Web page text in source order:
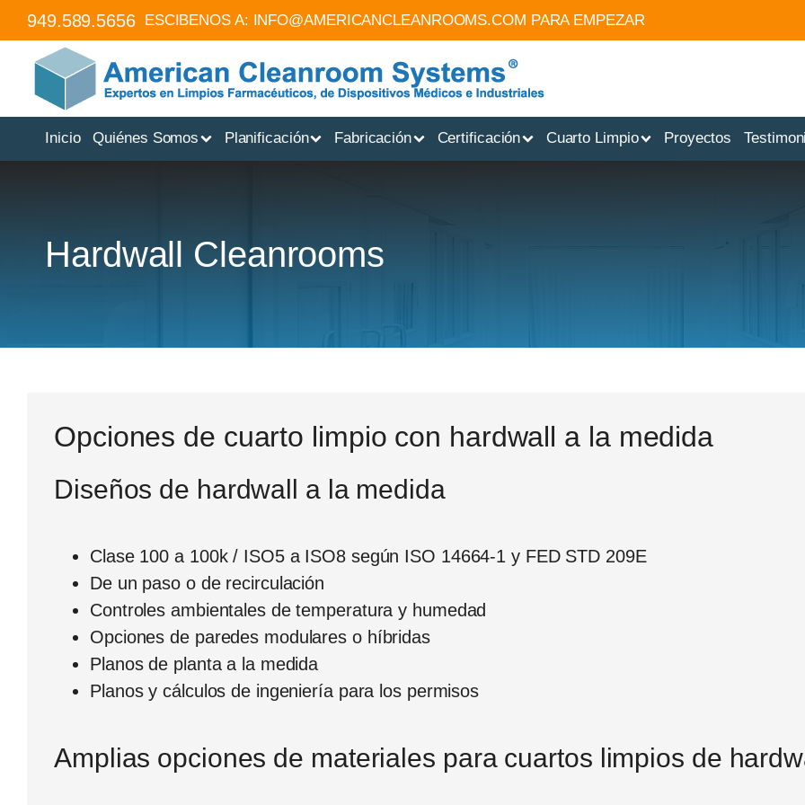
949.589.5656 ESCIBENOS A: INFO@AMERICANCLEANROOMS.COM PARA EMPEZAR
Inicio Quiénes Somos Planificación Fabricación Certificación Cuarto Limpio Proyectos
Hardwall Cleanrooms
Opciones de cuarto limpio con hardwall a la medida
Diseños de hardwall a la medida
Clase 100 a 100k / ISO5 a ISO8 según ISO 14664-1 y FED STD 209E
De un paso o de recirculación
Controles ambientales de temperatura y humedad
Opciones de paredes modulares o híbridas
Planos de planta a la medida
Planos y cálculos de ingeniería para los permisos
Amplias opciones de materiales para cuartos limpios de